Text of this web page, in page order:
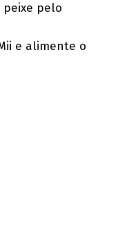
peixe pelo
e alimente o